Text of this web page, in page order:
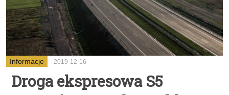
Informacje 2019-12-16
Droga ekspresowa S5